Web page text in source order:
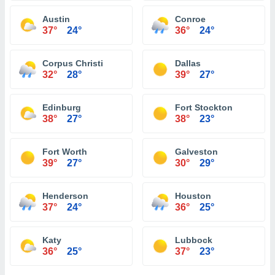
Austin
37° 24°
Conroe
36° 24°
Corpus Christi
32° 28°
Dallas
39° 27°
Edinburg
38° 27°
Fort Stockton
38° 23°
Fort Worth
39° 27°
Galveston
30° 29°
Henderson
37° 24°
Houston
36° 25°
Katy
36° 25°
Lubbock
37° 23°